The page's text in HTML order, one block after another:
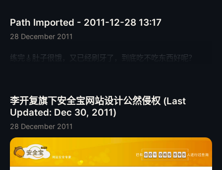
Path Imported - 2011-12-28 13:17
28 December 2011
练完🎸肚子很饿，又已经刷牙了，到底吃不吃东西好呢？
李开复旗下安全宝网站设计公然侵权 (Last
Updated: Dec 30, 2011)
28 December 2011